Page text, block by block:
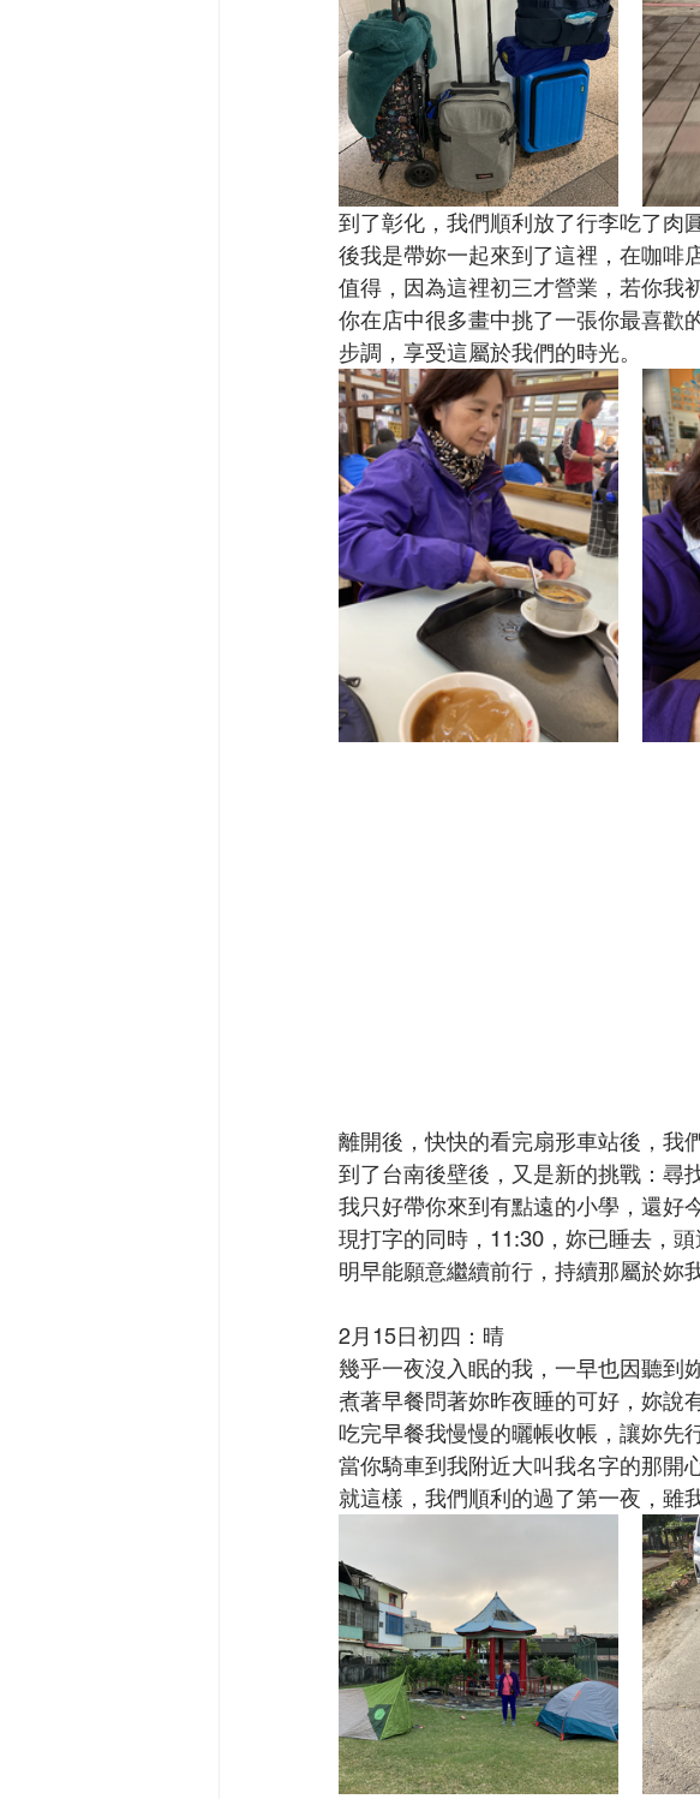
到了彰化，我們順利放了行李吃了肉
後我是帶妳一起來到了這裡，在咖啡
值得，因為這裡初三才營業，若你我
你在店中很多畫中挑了一張你最喜歡
步調，享受這屬於我們的時光。
離開後，快快的看完扇形車站後，我
到了台南後壁後，又是新的挑戰：尋
我只好帶你來到有點遠的小學，還好
現打字的同時，11:30，妳已睡去，
明早能願意繼續前行，持續那屬於妳
2月15日初四：晴
幾乎一夜沒入眠的我，一早也因聽到
煮著早餐問著妳昨夜睡的可好，妳說
吃完早餐我慢慢的曬帳收帳，讓妳先
當你騎車到我附近大叫我名字的那開
就這樣，我們順利的過了第一夜，雖